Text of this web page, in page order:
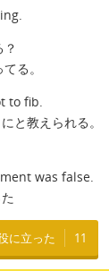
る。
to fib.
と教えられる。
was false.
に立った 11